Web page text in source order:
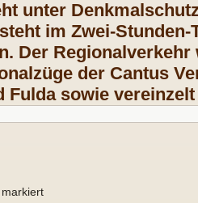
unter Denkmalsch
im Zwei-Stunden-
Der Regionalverkehr
der Cantus
sowie